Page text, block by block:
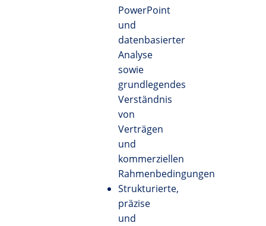
PowerPoint
und
datenbasierter
Analyse
sowie
grundlegendes
Verständnis
von
Verträgen
und
kommerziellen
Rahmenbedingungen
Strukturierte,
präzise
und